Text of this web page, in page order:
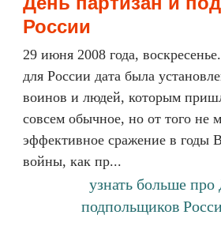
России
29 июня 2008 года,
для России дата была
воинов и людей, которым
совсем обычное, но от того не
эффективное сражение в годы
войны, как пр...
узнать больше
подпольщиков